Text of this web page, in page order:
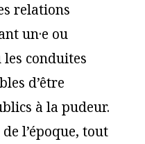
relations
un·e ou
les conduites
d’être
à la pudeur.
l’époque, tout